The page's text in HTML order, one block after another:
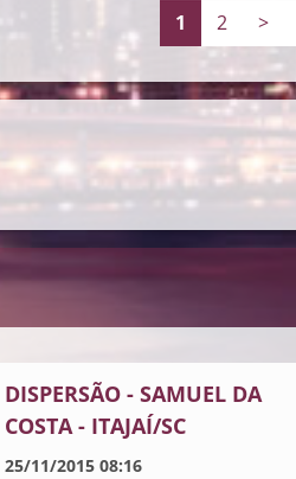
1 2 >
DISPERSÃO - SAMUEL DA
COSTA - ITAJAÍ/SC
25/11/2015 08:16